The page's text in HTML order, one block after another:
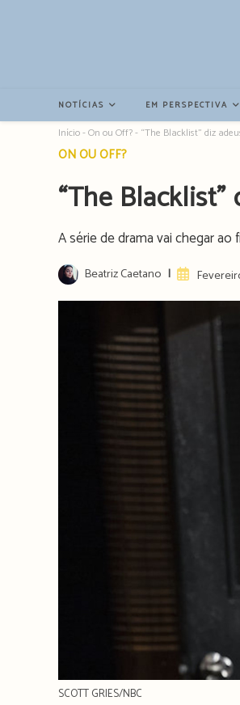
NOTÍCIAS EM PERSPECTIVA
Início-On ou Off?- “The Blacklist” diz
Post
ON OU OFF?
“The
A série de drama vai chegar
Post
author:
Beatriz Caetano
Artigo
SCOTT GRIES/NBC